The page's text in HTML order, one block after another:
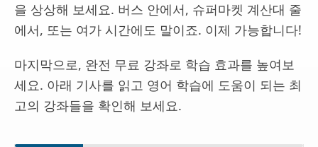
을 상상해 보세요. 버스 안에서, 슈퍼마켓 계산대 줄
에서, 또는 여가 시간에도 말이죠. 이제 가능합니다!
마지막으로, 완전 무료 강좌로 학습 효과를 높여보
세요. 아래 기사를 읽고 영어 학습에 도움이 되는 최
고의 강좌들을 확인해 보세요.